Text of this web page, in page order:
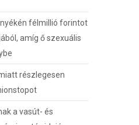
félmillió forintot
amíg ő szexuális
részlegesen
a vasút- és